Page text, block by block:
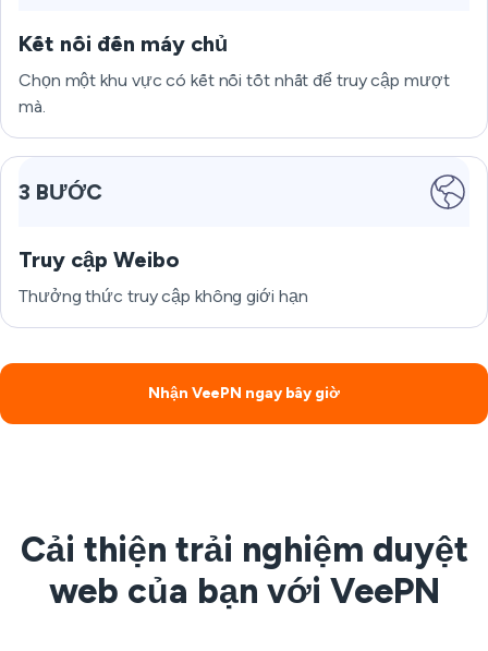
Kết nối đến máy chủ
Chọn một khu vực có kết nối tốt nhất để truy cập mượt
mà.
3 BƯỚC
Truy cập Weibo
Thưởng thức truy cập không giới hạn
Nhận VeePN ngay bây giờ
Cải thiện trải nghiệm duyệt
web của bạn với VeePN